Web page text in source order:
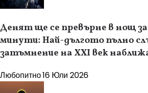
Денят ще се превърне в нощ
минути: Най-дългото пълно
затъмнение на XXI век
Любопитно16 Юли 2026